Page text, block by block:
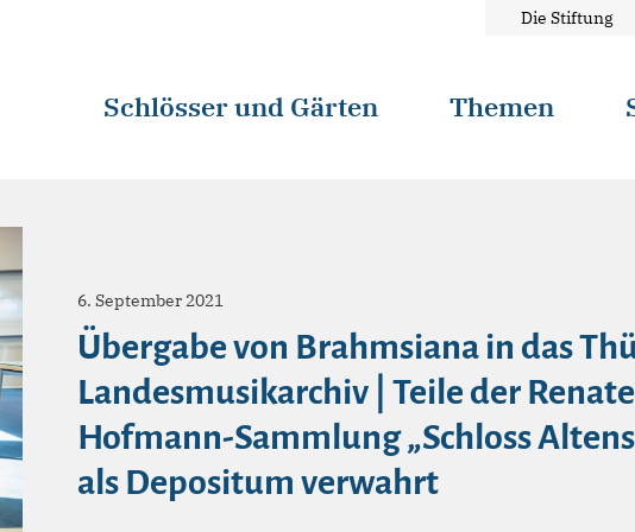
Die Stiftung
Schlösser und Gärten Themen
6. September 2021
Übergabe von Brahmsiana in das
Landesmusikarchiv | Teile der
Hofmann-Sammlung „Schloss
als Depositum verwahrt